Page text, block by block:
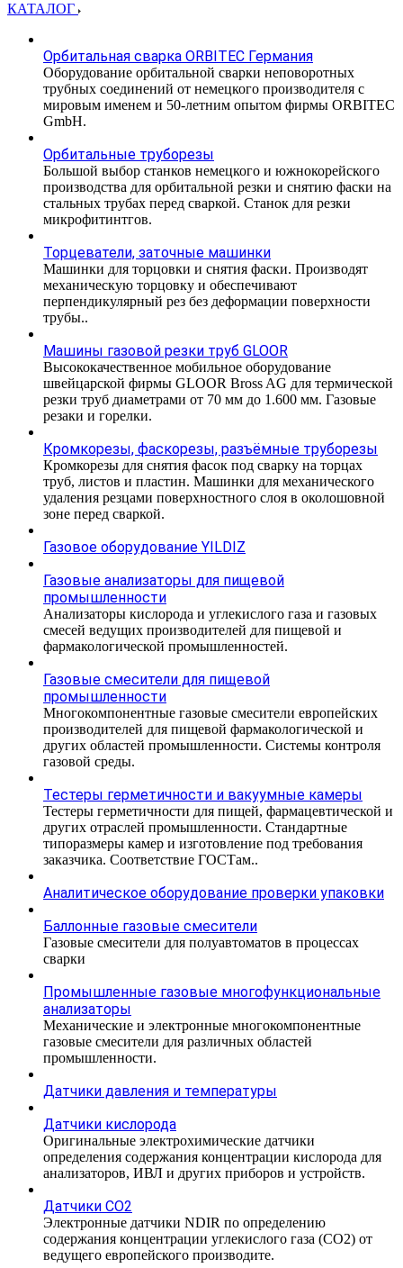
КАТАЛОГ
Орбитальная сварка ORBITEC Германия
Оборудование орбитальной сварки неповоротных
трубных соединений от немецкого производителя с
мировым именем и 50-летним опытом фирмы ORBITEC
GmbH.
Орбитальные труборезы
Большой выбор станков немецкого и южнокорейского
производства для орбитальной резки и снятию фаски на
стальных трубах перед сваркой. Станок для резки
микрофитинтгов.
Торцеватели, заточные машинки
Машинки для торцовки и снятия фаски. Производят
механическую торцовку и обеспечивают
перпендикулярный рез без деформации поверхности
трубы..
Машины газовой резки труб GLOOR
Высококачественное мобильное оборудование
швейцарской фирмы GLOOR Bross AG для термической
резки труб диаметрами от 70 мм до 1.600 мм. Газовые
резаки и горелки.
Кромкорезы, фаскорезы, разъёмные труборезы
Кромкорезы для снятия фасок под сварку на торцах
труб, листов и пластин. Машинки для механического
удаления резцами поверхностного слоя в околошовной
зоне перед сваркой.
Газовое оборудование YILDIZ
Газовые анализаторы для пищевой
промышленности
Анализаторы кислорода и углекислого газа и газовых
смесей ведущих производителей для пищевой и
фармакологической промышленностей.
Газовые смесители для пищевой
промышленности
Многокомпонентные газовые смесители европейских
производителей для пищевой фармакологической и
других областей промышленности. Системы контроля
газовой среды.
Тестеры герметичности и вакуумные камеры
Тестеры герметичности для пищей, фармацевтической и
других отраслей промышленности. Стандартные
типоразмеры камер и изготовление под требования
заказчика. Соответствие ГОСТам..
Аналитическое оборудование проверки упаковки
Баллонные газовые смесители
Газовые смесители для полуавтоматов в процессах
сварки
Промышленные газовые многофункциональные
анализаторы
Механические и электронные многокомпонентные
газовые смесители для различных областей
промышленности.
Датчики давления и температуры
Датчики кислорода
Оригинальные электрохимические датчики
определения содержания концентрации кислорода для
анализаторов, ИВЛ и других приборов и устройств.
Датчики CO2
Электронные датчики NDIR по определению
содержания концентрации углекислого газа (СО2) от
ведущего европейского производите.